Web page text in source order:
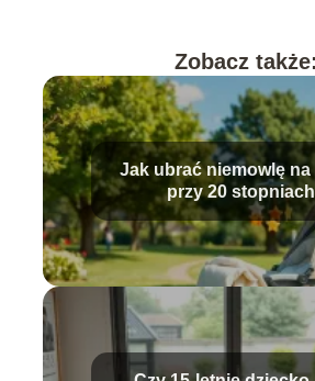
Zobacz także:
Jak ubrać niemowlę na
przy 20